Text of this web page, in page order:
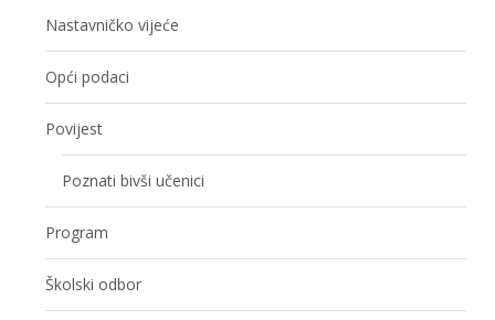
Nastavničko vijeće
Opći podaci
Povijest
Poznati bivši učenici
Program
Školski odbor